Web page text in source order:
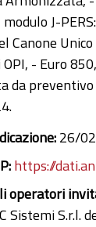
J-
Canone
- Euro
da
26/
https://
operatori
Sistemi S.r.l.